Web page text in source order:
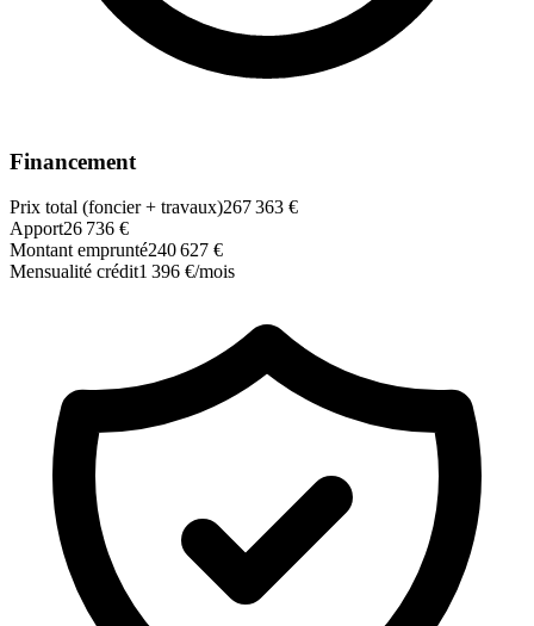
Financement
Prix total (foncier + travaux)267 363 €
Apport26 736 €
Montant emprunté240 627 €
Mensualité crédit1 396 €/mois